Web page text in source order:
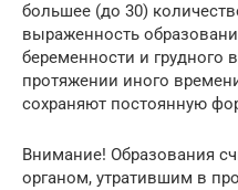
большее (до 30)
выраженность
беременности и грудного
протяжении иного
сохраняют постоянную
Внимание! Образования
органом, утратившим в